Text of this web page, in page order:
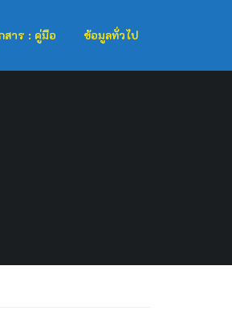
สาร : คู่มือ ข้อมูลทั่วไป